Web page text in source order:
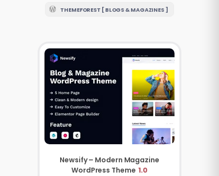
THEMEFOREST [ BLOGS & MAGAZINES ]
Newsify – Modern Magazine
WordPress Theme 1.0